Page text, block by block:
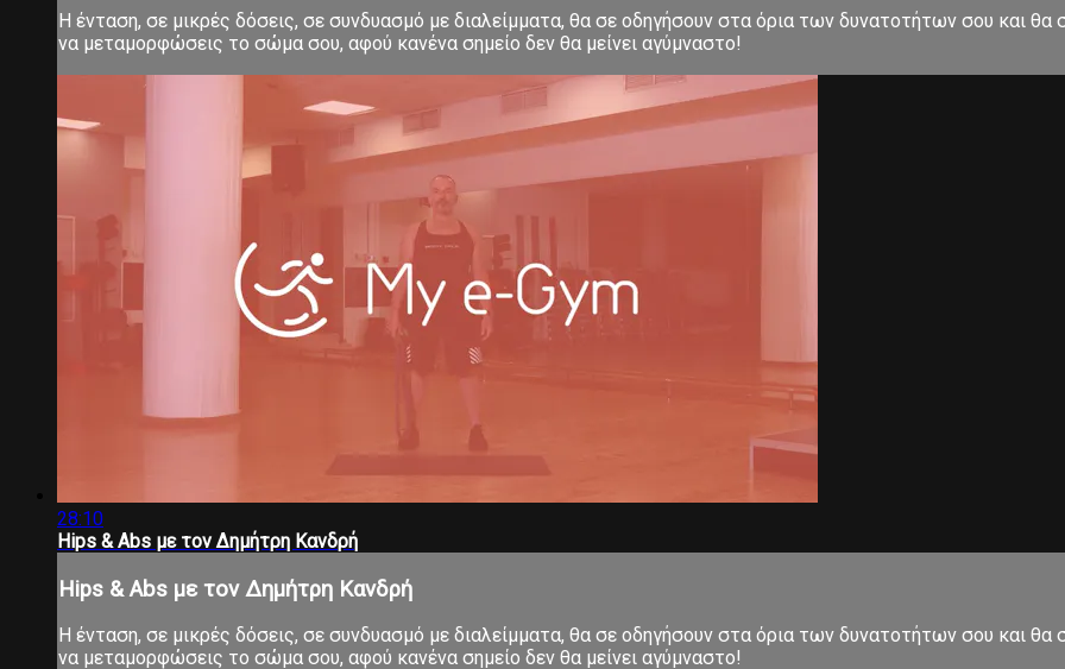
Η ένταση, σε μικρές δόσεις, σε συνδυασμό με διαλείμματα, θα σε οδηγήσουν στα όρια των δυνατοτήτων σου και
να μεταμορφώσεις το σώμα σου, αφού κανένα σημείο δεν θα μείνει αγύμναστο!
28:10
Hips & Abs με τον Δημήτρη Κανδρή
Hips & Abs με τον Δημήτρη Κανδρή
Η ένταση, σε μικρές δόσεις, σε συνδυασμό με διαλείμματα, θα σε οδηγήσουν στα όρια των δυνατοτήτων σου και
να μεταμορφώσεις το σώμα σου, αφού κανένα σημείο δεν θα μείνει αγύμναστο!